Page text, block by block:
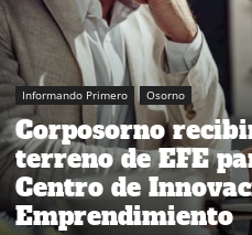
Informando Primero Osorno
Corposorno
terreno de EFE
Centro de
Emprendimiento